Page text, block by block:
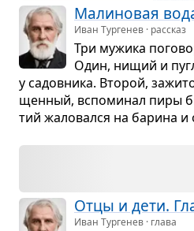
Мали­но­вая
Иван Тургенев · рассказ
Три мужика
Один, нищий и
у садов­ника. Вто­рой,
щен­ный, вспо­ми­нал пиры
тий жало­вался на барина
Отцы и дети.
Иван Тургенев · глава